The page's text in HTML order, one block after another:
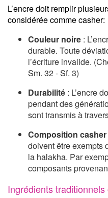
L’encre doit remplir
considérée comme casher:
Couleur noire :
durable. Toute
l’écriture invalide.
Sm. 32 - Sf. 3)
Durabilité : L’encre
pendant des
sont transmis à
Composition casher
doivent être exempts
la halakha. Par
composants
Ingrédients traditionnels